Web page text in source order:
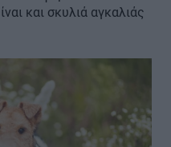
και σκυλιά αγκαλιάς